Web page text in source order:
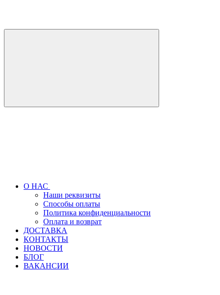
О НАС
Наши реквизиты
Способы оплаты
Политика конфиденциальности
Оплата и возврат
ДОСТАВКА
КОНТАКТЫ
НОВОСТИ
БЛОГ
ВАКАНСИИ